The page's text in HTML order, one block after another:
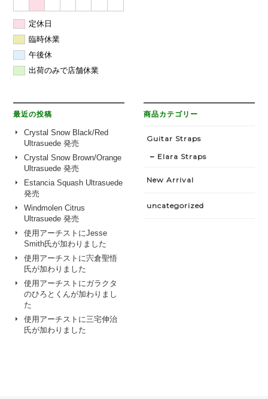
定休日
臨時休業
午後休
出荷のみで店舗休業
最近の投稿
Crystal Snow Black/Red
Ultrasuede 発売
Crystal Snow Brown/Orange
Ultrasuede 発売
Estancia Squash Ultrasuede
発売
Windmolen Citrus
Ultrasuede 発売
使用アーチストにJesse
Smith氏が加わりました
使用アーチストに宍倉聖悟
氏が加わりました
使用アーチストにガラクタ
のひろとくんが加わりまし
た
使用アーチストに三宅伸治
氏が加わりました
商品カテゴリー
Guitar Straps
Elara Straps
New Arrival
uncategorized